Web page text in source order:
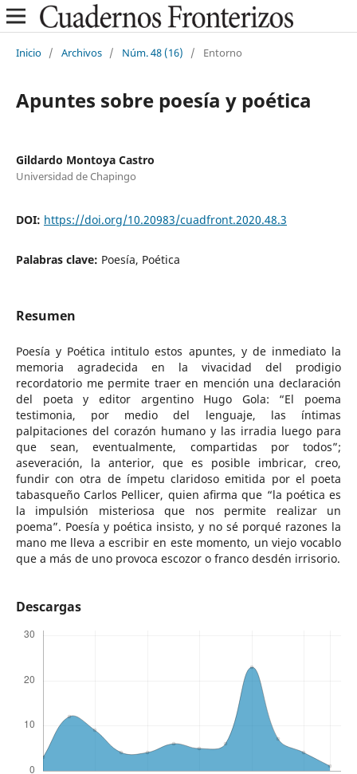
Inicio / Archivos / Núm. 48 (16) / Entorno
Apuntes sobre poesía y poética
Gildardo Montoya Castro
Universidad de Chapingo
DOI: https://doi.org/10.20983/cuadfront.2020.48.3
Palabras clave: Poesía, Poética
Resumen
Poesía y Poética intitulo estos apuntes, y de inmediato la
memoria agradecida en la vivacidad del prodigio
recordatorio me permite traer en mención una declaración
del poeta y editor argentino Hugo Gola: “El poema
testimonia, por medio del lenguaje, las íntimas
palpitaciones del corazón humano y las irradia luego para
que sean, eventualmente, compartidas por todos”;
aseveración, la anterior, que es posible imbricar, creo,
fundir con otra de ímpetu claridoso emitida por el poeta
tabasqueño Carlos Pellicer, quien aﬁrma que “la poética es
la impulsión misteriosa que nos permite realizar un
poema”. Poesía y poética insisto, y no sé porqué razones la
mano me lleva a escribir en este momento, un viejo vocablo
que a más de uno provoca escozor o franco desdén irrisorio.
Descargas